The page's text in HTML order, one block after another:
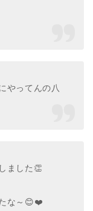
やってんの八
ました👏
な～😊❤️